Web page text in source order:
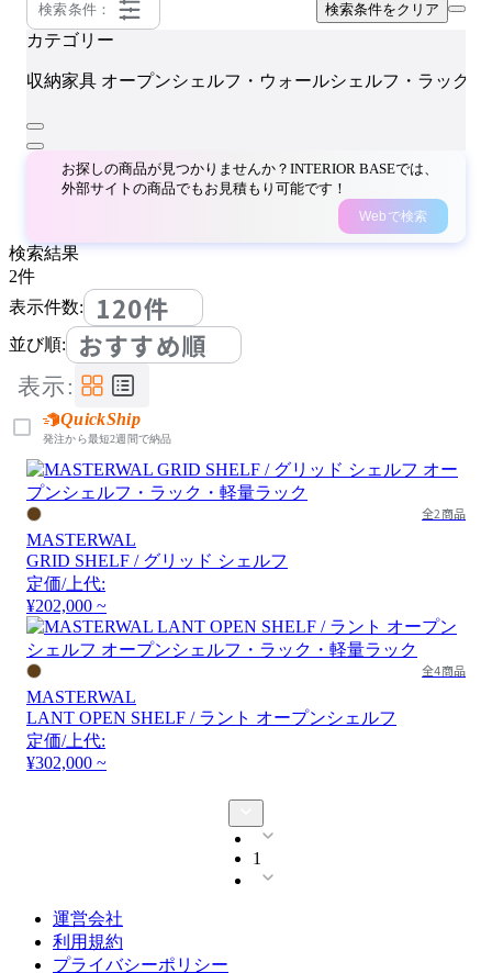
検索条件： 検索条件をクリア
カテゴリー
収納家具 オープンシェルフ・ウォールシェルフ・ラック
お探しの商品が見つかりませんか？INTERIOR BASEでは、
外部サイトの商品でもお見積もり可能です！
Webで検索
検索結果
2件
表示件数:
120件
並び順: おすすめ順
表示:
QuickShip
発注から最短2週間で納品
全2商品
MASTERWAL
GRID SHELF / グリッド シェルフ
定価/上代:
¥202,000 ~
全4商品
MASTERWAL
LANT OPEN SHELF / ラント オープンシェルフ
定価/上代:
¥302,000 ~
1
運営会社
利用規約
プライバシーポリシー